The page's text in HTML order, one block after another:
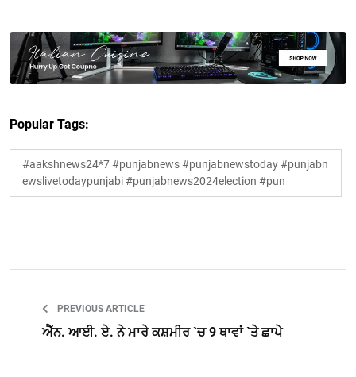
Popular Tags:
#aakshnews24*7 #punjabnews #punjabnewstoday #punjabn
ewslivetodaypunjabi #punjabnews2024election #pun
PREVIOUS ARTICLE
ਐੱਨ. ਆਈ. ਏ. ਨੇ ਮਾਰੇ ਕਸ਼ਮੀਰ `ਚ 9 ਥਾਵਾਂ `ਤੇ ਛਾਪੇ